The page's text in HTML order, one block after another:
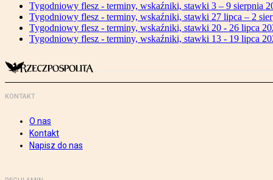
Tygodniowy flesz - terminy, wskaźniki, stawki 3 – 9 sierpnia
Tygodniowy flesz - terminy, wskaźniki, stawki 27 lipca – 2
Tygodniowy flesz - terminy, wskaźniki, stawki 20 - 26 lipca
Tygodniowy flesz - terminy, wskaźniki, stawki 13 - 19 lipca
KONTAKT
O nas
Kontakt
Napisz do nas